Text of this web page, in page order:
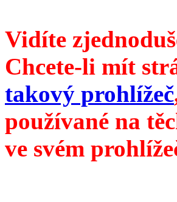
Vidíte
Chcete-li mít
takový prohlížeč
používané na
ve svém